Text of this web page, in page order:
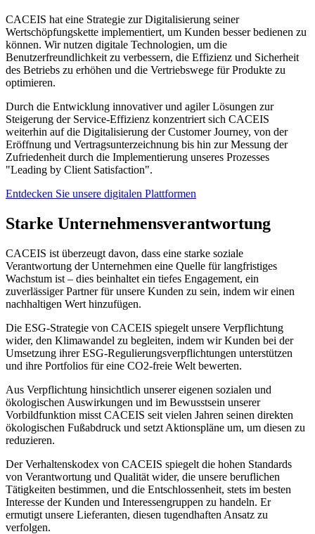
CACEIS hat eine Strategie zur Digitalisierung seiner
Wertschöpfungskette implementiert, um Kunden besser bedienen zu
können. Wir nutzen digitale Technologien, um die
Benutzerfreundlichkeit zu verbessern, die Effizienz und Sicherheit
des Betriebs zu erhöhen und die Vertriebswege für Produkte zu
optimieren.
Durch die Entwicklung innovativer und agiler Lösungen zur
Steigerung der Service-Effizienz konzentriert sich CACEIS
weiterhin auf die Digitalisierung der Customer Journey, von der
Eröffnung und Vertragsunterzeichnung bis hin zur Messung der
Zufriedenheit durch die Implementierung unseres Prozesses
"Leading by Client Satisfaction".
Entdecken Sie unsere digitalen Plattformen
Starke Unternehmensverantwortung
CACEIS ist überzeugt davon, dass eine starke soziale
Verantwortung der Unternehmen eine Quelle für langfristiges
Wachstum ist – dies beinhaltet ein tiefes Engagement, ein
zuverlässiger Partner für unsere Kunden zu sein, indem wir einen
nachhaltigen Wert hinzufügen.
Die ESG-Strategie von CACEIS spiegelt unsere Verpflichtung
wider, den Klimawandel zu begleiten, indem wir Kunden bei der
Umsetzung ihrer ESG-Regulierungsverpflichtungen unterstützen
und ihre Portfolios für eine CO2-freie Welt bewerten.
Aus Verpflichtung hinsichtlich unserer eigenen sozialen und
ökologischen Auswirkungen und im Bewusstsein unserer
Vorbildfunktion misst CACEIS seit vielen Jahren seinen direkten
ökologischen Fußabdruck und setzt Aktionspläne um, um diesen zu
reduzieren.
Der Verhaltenskodex von CACEIS spiegelt die hohen Standards
von Verantwortung und Qualität wider, die unsere beruflichen
Tätigkeiten bestimmen, und die Entschlossenheit, stets im besten
Interesse der Kunden und Interessengruppen zu handeln. Er
ermutigt unsere Lieferanten, diesen tugendhaften Ansatz zu
verfolgen.